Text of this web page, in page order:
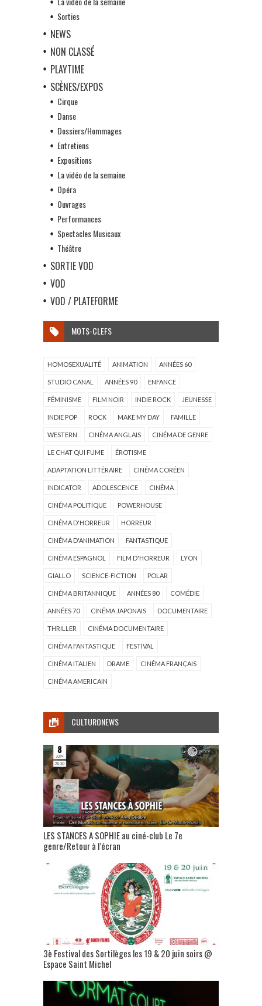
Sorties
NEWS
NON CLASSÉ
PLAYTIME
SCÈNES/EXPOS
Cirque
Danse
Dossiers/Hommages
Entretiens
Expositions
La vidéo de la semaine
Opéra
Ouvrages
Performances
Spectacles Musicaux
Théâtre
SORTIE VOD
VOD
VOD / PLATEFORME
MOTS-CLEFS
HOMOSEXUALITÉ ANIMATION ANNÉES 60
STUDIO CANAL ANNÉES 90 ENFANCE
FÉMINISME FILM NOIR INDIE ROCK JEUNESSE
INDIE POP ROCK MAKE MY DAY FAMILLE
WESTERN CINÉMA ANGLAIS CINÉMA DE GENRE
LE CHAT QUI FUME ÉROTISME
ADAPTATION LITTÉRAIRE CINÉMA CORÉEN
INDICATOR ADOLESCENCE CINÉMA
CINÉMA POLITIQUE POWERHOUSE
CINÉMA D'HORREUR HORREUR
CINÉMA D'ANIMATION FANTASTIQUE
CINÉMA ESPAGNOL FILM D'HORREUR LYON
GIALLO SCIENCE-FICTION POLAR
CINÉMA BRITANNIQUE ANNÉES 80 COMÉDIE
ANNÉES 70 CINÉMA JAPONAIS DOCUMENTAIRE
THRILLER CINÉMA DOCUMENTAIRE
CINÉMA FANTASTIQUE FESTIVAL
CINÉMA ITALIEN DRAME CINÉMA FRANÇAIS
CINÉMA AMERICAIN
CULTURONEWS
LES STANCES A SOPHIE au ciné-club Le 7e
genre/Retour à l’écran
3è Festival des Sortilèges les 19 & 20 juin soirs @
Espace Saint Michel